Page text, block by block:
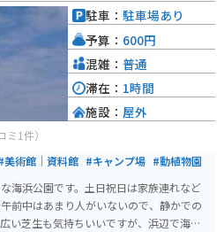
た、手ぶらで楽しめるバーベキュー場も
トドア遊びに最適です。春には桜が美し
があります。さらに、園内には240台収容
す。
ミ1件）
美術館｜資料館 #キャンプ場 #動植物園
海浜公園です。土日祝日は家族連れなど
前中はあまり人がいないので、静かでの
い芝生も気持ちいいですが、浜辺で海を
駐車： 駐車場あり
予算： 600円
混雑： 普通
滞在： 1時間
施設： 屋外